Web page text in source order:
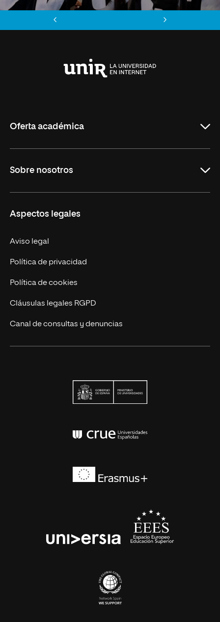
Oferta académica
Formación Continua
Sobre nosotros
Trabaja en UNIR
Actualidad
Contáctanos
Aspectos legales
Aviso legal
Política de privacidad
Política de cookies
Cláusulas legales RGPD
Canal de consultas y denuncias